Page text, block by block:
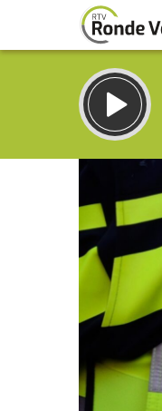
Inklappen